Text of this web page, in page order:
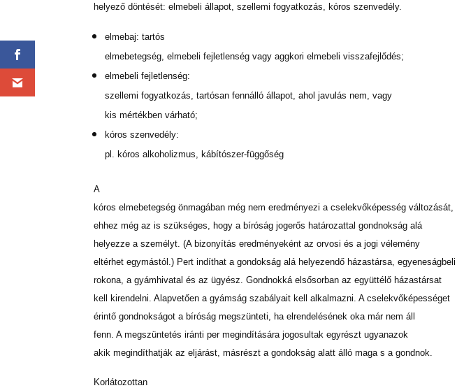
helyező döntését: elmebeli állapot, szellemi fogyatkozás, kóros szenvedély.
elmebaj: tartós
elmebetegség, elmebeli fejletlenség vagy aggkori elmebeli visszafejlődés;
elmebeli fejletlenség:
szellemi fogyatkozás, tartósan fennálló állapot, ahol javulás nem, vagy
kis mértékben várható;
kóros szenvedély:
pl. kóros alkoholizmus, kábítószer-függőség
A
kóros elmebetegség önmagában még nem eredményezi a cselekvőképesség változását,
ehhez még az is szükséges, hogy a bíróság jogerős határozattal gondnokság alá
helyezze a személyt. (A bizonyítás eredményeként az orvosi és a jogi vélemény
eltérhet egymástól.) Pert indíthat a gondokság alá helyezendő házastársa, egyeneságbeli
rokona, a gyámhivatal és az ügyész. Gondnokká elsősorban az együttélő házastársat
kell kirendelni. Alapvetően a gyámság szabályait kell alkalmazni. A cselekvőképességet
érintő gondnokságot a bíróság megszünteti, ha elrendelésének oka már nem áll
fenn. A megszüntetés iránti per megindítására jogosultak egyrészt ugyanazok
akik megindíthatják az eljárást, másrészt a gondokság alatt álló maga s a gondnok.
Korlátozottan